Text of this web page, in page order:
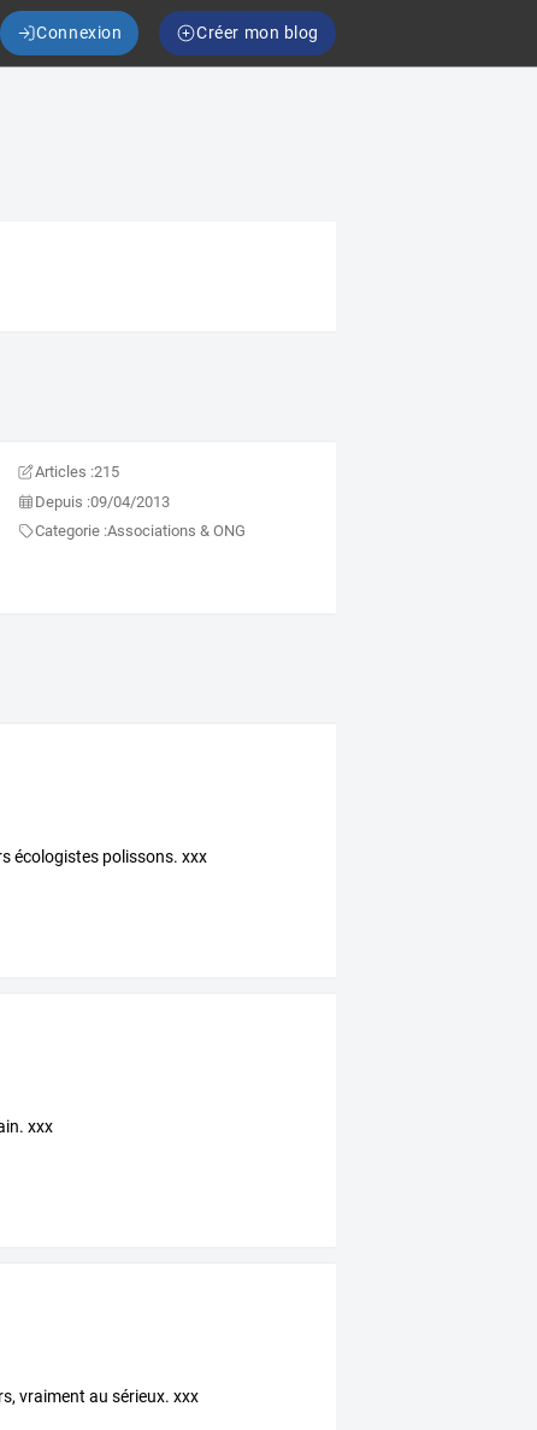
Connexion Créer mon blog
Articles :215
Depuis :09/04/2013
Categorie :Associations & ONG
écologistes polissons. xxx
xxx
vraiment au sérieux. xxx